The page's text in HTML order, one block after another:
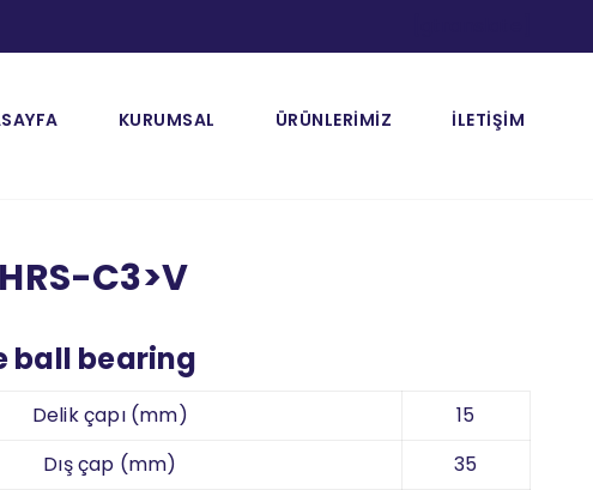
KURUMSAL ÜRÜNLERİMİZ İLETİŞİM
C3>V
ball bearing
Delik çapı (mm)
15
Dış çap (mm)
35